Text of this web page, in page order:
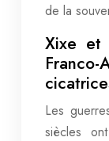
de la
Xixe et
Les
siècles